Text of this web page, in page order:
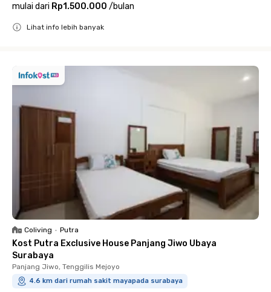
mulai dari Rp1.500.000 /bulan
Lihat info lebih banyak
Coliving • Putra
Kost Putra Exclusive House Panjang Jiwo Ubaya
Surabaya
Panjang Jiwo, Tenggilis Mejoyo
4.6 km dari rumah sakit mayapada surabaya